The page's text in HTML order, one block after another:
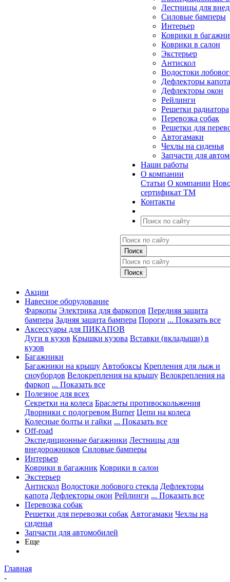
Лестницы для
Силовые бамперы
Интерьер
Коврики в
Коврики в салон
Экстерьер
Антискол
Водостоки
Дефлекторы капота
Дефлекторы окон
Рейлинги
Решетки радиатора
Перевозка собак
Решетки для
Автогамаки
Чехлы на сиденья
Запчасти для
Наши работы
О компании
Статьи О компании
сертификат ТМ
Контакты
Акции
Навесное оборудование
Фаркопы Электрика для фаркопов Передняя защита
бампера Задняя защита бампера Пороги ... Показать все
Аксессуары для ПИКАПОВ
Дуги в кузов Крышки кузова Вставки (вкладыши) в
кузов
Багажники
Багажники на крышу Автобоксы Крепления для лыж и
сноубордов Велокрепления на крышу Велокрепления на
фаркоп ... Показать все
Полезное для всех
Секретки на колеса Браслеты противоскольжения
Дворники с подогревом Burner Цепи на колеса
Колесные болты и гайки ... Показать все
Off-road
Экспедиционные багажники Лестницы для
внедорожников Силовые бамперы
Интерьер
Коврики в багажник Коврики в салон
Экстерьер
Антискол Водостоки лобового стекла Дефлекторы
капота Дефлекторы окон Рейлинги ... Показать все
Перевозка собак
Решетки для перевозки собак Автогамаки Чехлы на
сиденья
Запчасти для автомобилей
Еще
Главная
-